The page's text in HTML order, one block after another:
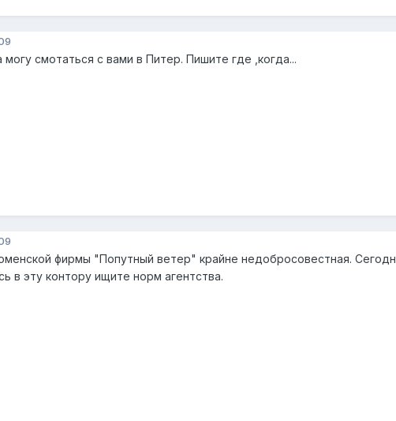
смотаться с вами в Питер. Пишите где ,когда...
фирмы "Попутный ветер" крайне недобросовестная.
в эту контору ищите норм агентства.